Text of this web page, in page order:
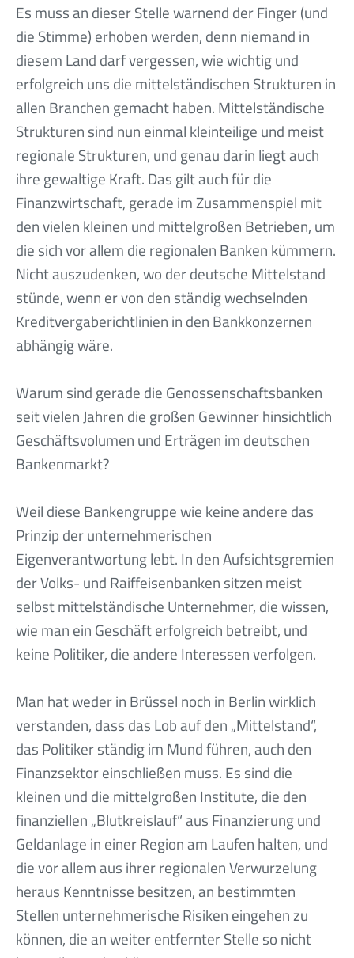
Es muss an dieser Stelle warnend der Finger (und
die Stimme) erhoben werden, denn niemand in
diesem Land darf vergessen, wie wichtig und
erfolgreich uns die mittelständischen Strukturen in
allen Branchen gemacht haben. Mittelständische
Strukturen sind nun einmal kleinteilige und meist
regionale Strukturen, und genau darin liegt auch
ihre gewaltige Kraft. Das gilt auch für die
Finanzwirtschaft, gerade im Zusammenspiel mit
den vielen kleinen und mittelgroßen Betrieben, um
die sich vor allem die regionalen Banken kümmern.
Nicht auszudenken, wo der deutsche Mittelstand
stünde, wenn er von den ständig wechselnden
Kreditvergaberichtlinien in den Bankkonzernen
abhängig wäre.
Warum sind gerade die Genossenschaftsbanken
seit vielen Jahren die großen Gewinner hinsichtlich
Geschäftsvolumen und Erträgen im deutschen
Bankenmarkt?
Weil diese Bankengruppe wie keine andere das
Prinzip der unternehmerischen
Eigenverantwortung lebt. In den Aufsichtsgremien
der Volks- und Raiffeisenbanken sitzen meist
selbst mittelständische Unternehmer, die wissen,
wie man ein Geschäft erfolgreich betreibt, und
keine Politiker, die andere Interessen verfolgen.
Man hat weder in Brüssel noch in Berlin wirklich
verstanden, dass das Lob auf den „Mittelstand“,
das Politiker ständig im Mund führen, auch den
Finanzsektor einschließen muss. Es sind die
kleinen und die mittelgroßen Institute, die den
finanziellen „Blutkreislauf“ aus Finanzierung und
Geldanlage in einer Region am Laufen halten, und
die vor allem aus ihrer regionalen Verwurzelung
heraus Kenntnisse besitzen, an bestimmten
Stellen unternehmerische Risiken eingehen zu
können, die an weiter entfernter Stelle so nicht